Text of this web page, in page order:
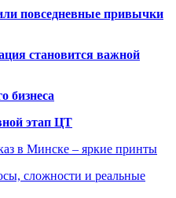
повседневные привычки
становится важной
бизнеса
этап ЦТ
в Минске – яркие принты
сложности и реальные